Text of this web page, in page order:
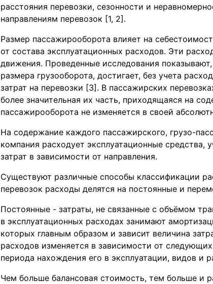
расстояния перевозки, сезонности и
направлениям перевозок [1, 2].
Размер пассажирооборота влияет на
от состава эксплуатационных расходов. Эти
движения. Проведенные исследования
размера грузооборота, достигает, без учета
затрат на перевозки [3]. В пассажирских
более значительная их часть, приходящаяся на
пассажирооборота не изменяется в своей
На содержание каждого пассажирского, грузо-
компания расходует эксплуатационные средства,
затрат в зависимости от направления.
Существуют различные способы классификации
перевозок расходы делятся на постоянные и
Постоянные - затраты, не связанные с объёмом
в эксплуатационных расходах занимают
которых главным образом и зависит величина
расходов изменяется в зависимости от
периода нахождения его в эксплуатации, видов и
Чем больше балансовая стоимость, тем больше и